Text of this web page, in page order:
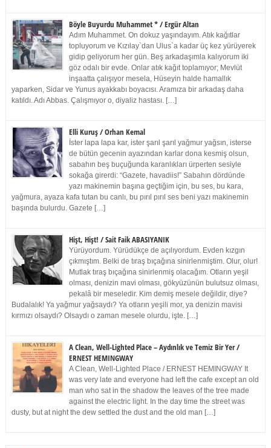
Böyle Buyurdu Muhammet * / Ergür Altan
Adım Muhammet. On dokuz yaşındayım. Atık kağıtlar
topluyorum ve Kızılay`dan Ulus`a kadar üç kez yürüyerek
gidip geliyorum her gün. Beş arkadaşımla kalıyorum iki
göz odalı bir evde. Onlar atık kağıt toplamıyor; Mevlüt
inşaatta çalışıyor mesela, Hüseyin halde hamallık
yaparken, Sidar ve Yunus ayakkabı boyacısı. Aramıza bir arkadaş daha
katıldı. Adı Abbas. Çalışmıyor o, diyaliz hastası. […]
Elli Kuruş / Orhan Kemal
İster lapa lapa kar, ister şarıl şarıl yağmur yağsın, isterse
de bütün gecenin ayazından karlar dona kesmiş olsun,
sabahın beş buçuğunda karanlıkları ürperten sesiyle
sokağa girerdi: “Gazete, havadiis!” Sabahın dördünde
yazı makinemin başına geçtiğim için, bu ses, bu kara,
yağmura, ayaza kafa tutan bu canlı, bu pırıl pırıl ses beni yazı makinemin
başında bulurdu. Gazete […]
Hişt, Hişt! / Sait Faik ABASIYANIK
Yürüyordum. Yürüdükçe de açılıyordum. Evden kızgın
çıkmıştım. Belki de tıraş bıçağına sinirlenmiştim. Olur, olur!
Mutlak tıraş bıçağına sinirlenmiş olacağım. Otların yeşil
olması, denizin mavi olması, gökyüzünün bulutsuz olması,
pekalâ bir meseledir. Kim demiş mesele değildir, diye?
Budalalık! Ya yağmur yağsaydı? Ya otların yeşili mor, ya denizin mavisi
kırmızı olsaydı? Olsaydı o zaman mesele olurdu, işte. […]
A Clean, Well-Lighted Place – Aydınlık ve Temiz Bir Yer /
ERNEST HEMINGWAY
A Clean, Well-Lighted Place / ERNEST HEMINGWAY It
was very late and everyone had left the cafe except an old
man who sat in the shadow the leaves of the tree made
against the electric light. In the day time the street was
dusty, but at night the dew settled the dust and the old man […]